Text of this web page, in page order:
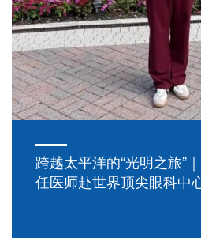
跨越太平洋的“光明之旅”
任医师赴世界顶尖眼科中